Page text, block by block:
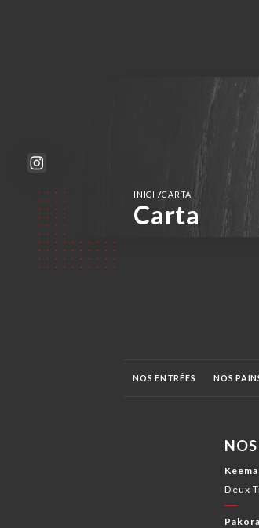
INICI /CARTA
Carta
NOS ENTRÉES NOS
Deux
Pakora